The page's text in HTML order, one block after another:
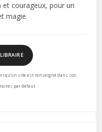
courageux, pour un
magie.
LIBRAIRE
site est renseigné dans son
par défaut.